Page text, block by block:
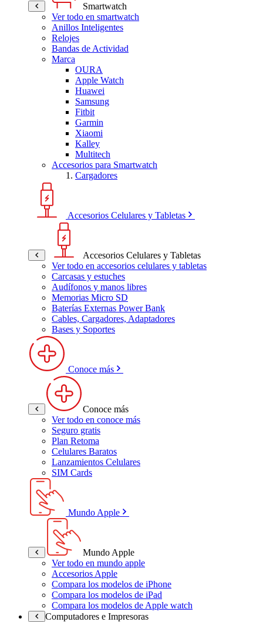
Smartwatch
Ver todo en smartwatch
Anillos Inteligentes
Relojes
Bandas de Actividad
Marca
OURA
Apple Watch
Huawei
Samsung
Fitbit
Garmin
Xiaomi
Kalley
Multitech
Accesorios para Smartwatch
Cargadores
Accesorios Celulares y Tabletas
Accesorios Celulares y Tabletas
Ver todo en accesorios celulares y tabletas
Carcasas y estuches
Audífonos y manos libres
Memorias Micro SD
Baterías Externas Power Bank
Cables, Cargadores, Adaptadores
Bases y Soportes
Conoce más
Conoce más
Ver todo en conoce más
Seguro gratis
Plan Retoma
Celulares Baratos
Lanzamientos Celulares
SIM Cards
Mundo Apple
Mundo Apple
Ver todo en mundo apple
Accesorios Apple
Compara los modelos de iPhone
Compara los modelos de iPad
Compara los modelos de Apple watch
Computadores e Impresoras